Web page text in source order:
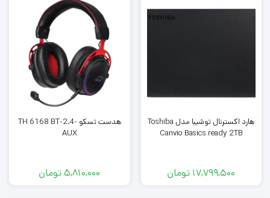
هارد اکسترنال توشیبا مدل Toshiba
Canvio Basics ready 2TB
17,799,500 تومان
هدست تسکو TH 6168 BT-2.4-
AUX
5,810,000تومان